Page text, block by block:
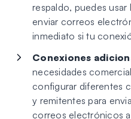
respaldo, puedes
enviar correos
inmediato si tu
Conexiones
necesidades
configurar diferentes
y remitentes para
correos electrónicos